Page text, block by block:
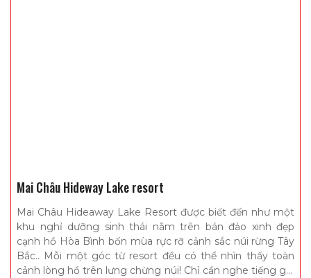
Mai Châu Hideway Lake resort
Mai Châu Hideaway Lake Resort được biết đến như một
khu nghỉ dưỡng sinh thái nằm trên bán đảo xinh đẹp
cạnh hồ Hòa Bình bốn mùa rực rỡ cảnh sắc núi rừng Tây
Bắc.. Mỗi một góc từ resort đều có thể nhìn thấy toàn
cảnh lòng hồ trên lưng chừng núi! Chỉ cần nghe tiếng gió